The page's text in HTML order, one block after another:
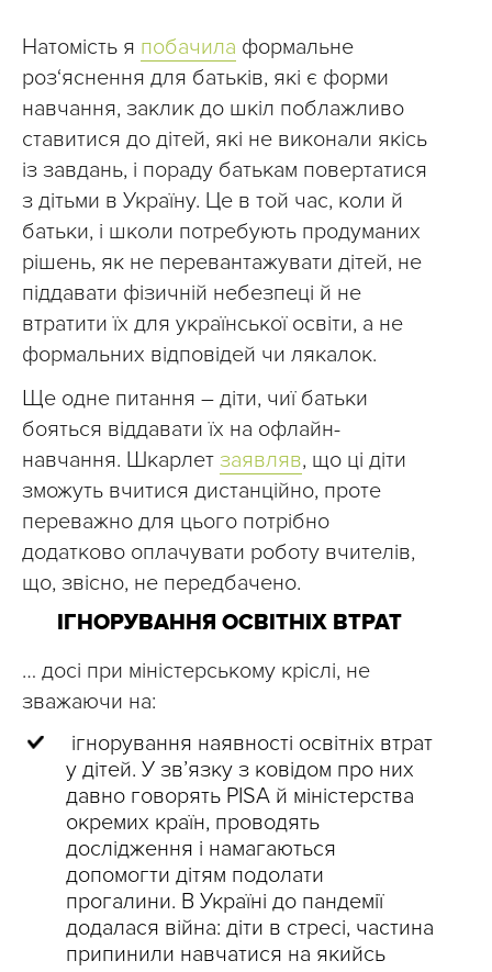
Натомість я побачила формальне
роз‘яснення для батьків, які є форми
навчання, заклик до шкіл поблажливо
ставитися до дітей, які не виконали якісь
із завдань, і пораду батькам повертатися
з дітьми в Україну. Це в той час, коли й
батьки, і школи потребують продуманих
рішень, як не перевантажувати дітей, не
піддавати фізичній небезпеці й не
втратити їх для української освіти, а не
формальних відповідей чи лякалок.
Ще одне питання – діти, чиї батьки
бояться віддавати їх на офлайн-
навчання. Шкарлет заявляв, що ці діти
зможуть вчитися дистанційно, проте
переважно для цього потрібно
додатково оплачувати роботу вчителів,
що, звісно, не передбачено.
ІГНОРУВАННЯ ОСВІТНІХ ВТРАТ
… досі при міністерському кріслі, не
зважаючи на:
‎ ігнорування наявності освітніх втрат
у дітей. У зв’язку з ковідом про них
давно говорять PISA й міністерства
окремих країн, проводять
дослідження і намагаються
допомогти дітям подолати
прогалини. В Україні до пандемії
додалася війна: діти в стресі, частина
припинили навчатися на якийсь